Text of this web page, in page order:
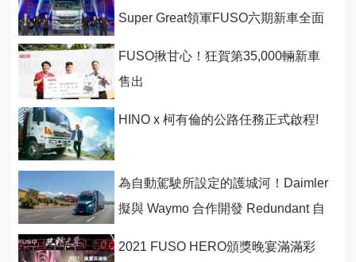
Super Great領軍FUSO六期新車全面
FUSO揪甘心！狂賀第35,000輛新車
售出
HINO x 柯有倫的公路任務正式啟程!
為自動駕駛所設定的護城河！Daimler
擬與 Waymo 合作開發 Redundant 自
2021 FUSO HERO頒獎晚宴滿滿彩